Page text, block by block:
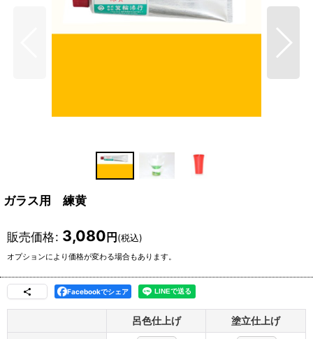
ガラス用 練黄
販売価格: 3,080円(税込)
オプションにより価格が変わる場合もあります。
Facebookでシェア
呂色仕上げ 塗立仕上げ